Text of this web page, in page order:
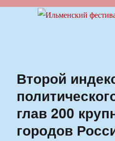
Ильменский
Второй
глав 200
городов